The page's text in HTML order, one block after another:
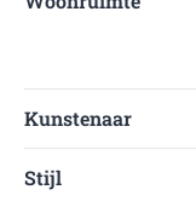
Kunstenaar
Stijl